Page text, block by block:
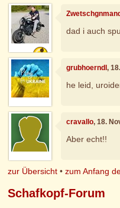
dad i auch
grubhoerndl,
he leid,
cravallo, 18.
Aber echt!!
zur Übersicht •zum Anfang
Schafkopf-Forum